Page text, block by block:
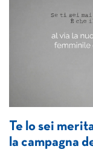
Te lo sei
la campagna